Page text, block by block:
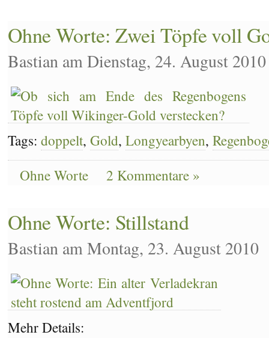
des
Ohne Worte: Zwei Töpfe voll
Bastian am Dienstag, 24. August 2010
Tags: doppelt, Gold, Longyearbyen,
Ohne Worte
2 Kommentare »
Ohne Worte: Stillstand
Bastian am Montag, 23. August 2010
Mehr Details: